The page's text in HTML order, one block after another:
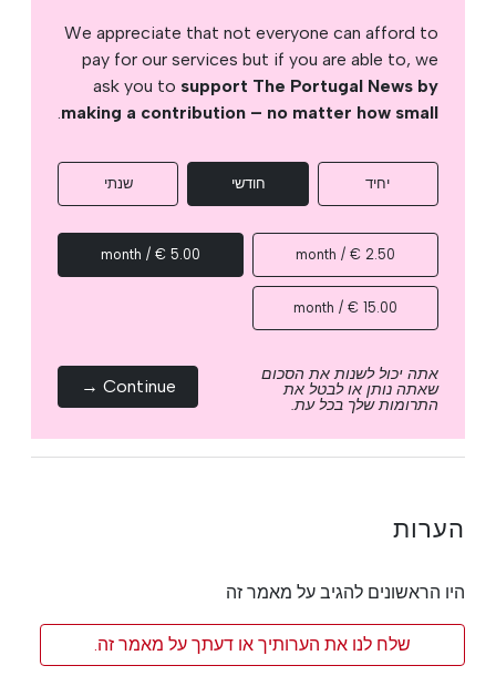
We appreciate that not everyone can afford to
pay for our services but if you are able to, we
ask you to support The Portugal News by
making a contribution – no matter how small
.
יחיד חודשי שנתי
2.50 € / month
5.00 € / month
15.00 € / month
אתה יכול לשנות את הסכום
שאתה נותן או לבטל את
התרומות שלך בכל עת.
Continue →
הערות
היו הראשונים להגיב על מאמר זה
שלח לנו את הערותיך או דעתך על מאמר זה.